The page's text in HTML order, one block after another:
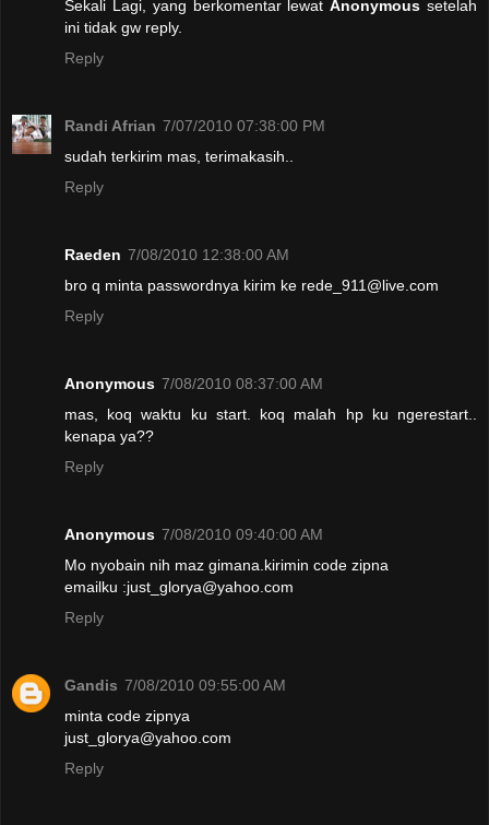
Sekali Lagi, yang berkomentar lewatAnonymous setelah
ini tidak gw reply.
Reply
Randi Afrian 7/07/2010 07:38:00 PM
sudah terkirim mas, terimakasih..
Reply
Raeden 7/08/2010 12:38:00 AM
bro q minta passwordnya kirim ke rede_911@live.com
Reply
Anonymous 7/08/2010 08:37:00 AM
mas, koq waktu ku start. koq malah hp ku ngerestart..
kenapa ya??
Reply
Anonymous 7/08/2010 09:40:00 AM
Mo nyobain nih maz gimana.kirimin code zipna
emailku :just_glorya@yahoo.com
Reply
Gandis 7/08/2010 09:55:00 AM
minta code zipnya
just_glorya@yahoo.com
Reply